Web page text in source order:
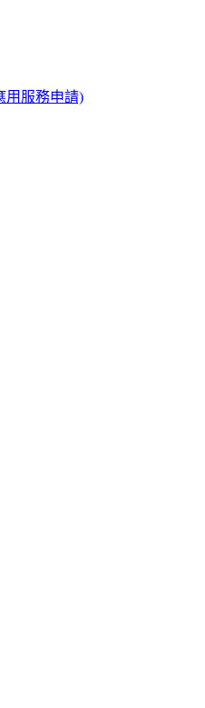
用服務申請)